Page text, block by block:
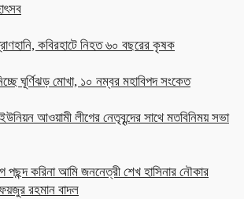
কবিরহাটে নিহত ৬০ বছরের কৃষক
ঘূর্ণিঝড় মোখা, ১০ নম্বর মহাবিপদ সংকেত
আওয়ামী লীগের নেতৃবৃন্দের সাথে মতবিনিময় সভা
করিনা আমি জননেত্রী শেখ হাসিনার নৌকার
রহমান বাদল